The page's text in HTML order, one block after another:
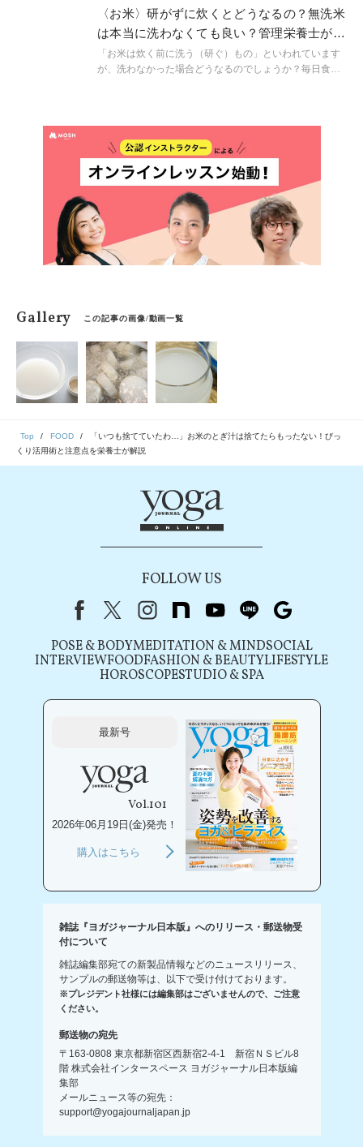
大学教授・管理栄養士の笠岡 誠一さん。笠岡さんの著書
である『9割の人が間違っている炭水化物の摂り方』（ア
スコム）より、炭水化物の本当に正しい食べ方について
一部抜粋してお届けします。
〈お米〉研がずに炊くとどうなるの？無洗米
は本当に洗わなくても良い？管理栄養士が解
説
「お米は炊く前に洗う（研ぐ）もの」といわれています
が、洗わなかった場合どうなるのでしょうか？毎日食べ
Gallery この記事の画像/動画一覧
Top FOOD
「いつも捨てていたわ…」お米のとぎ汁は捨てたらもったない！びっ
くり活用術と注意点を栄養士が解説
FOLLOW US
FacebookX（旧Twitter）
instagram
note youtubeline
POSE & BODYMEDITATION & MINDSOCIAL
INTERVIEWFOODFASHION & BEAUTYLIFESTYLE
HOROSCOPESTUDIO & SPA
最新号
Vol.101
2026年06月19日(金)発売！
購入はこちら
雑誌『ヨガジャーナル日本版』へのリリース・郵送物受
付について
雑誌編集部宛ての新製品情報などのニュースリリース、
サンプルの郵送物等は、以下で受け付けております。
※プレジデント社様には編集部はございませんので、ご注意
ください。
郵送物の宛先
〒163-0808 東京都新宿区西新宿2-4-1 新宿ＮＳビル8
階 株式会社インタースペース ヨガジャーナル日本版編
集部
メールニュース等の宛先：
support@yogajournaljapan.jp